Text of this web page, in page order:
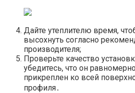
Дайте утеплителю время,
высохнуть согласно
производителя;
Проверьте качество
убедитесь, что он
прикреплен ко всей
профиля․